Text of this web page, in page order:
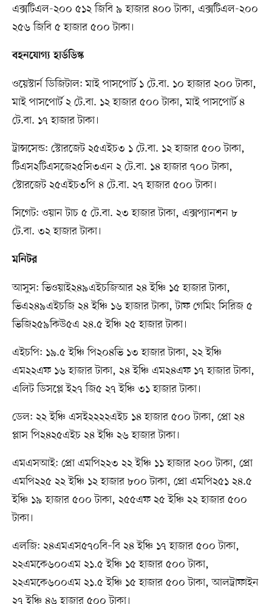
এক্সটিএল-২০০ ৫১২ জিবি ৯ হাজার ৪০০ টাকা, এক্সটিএল-২০০
২৫৬ জিবি ৫ হাজার ৫০০ টাকা।
বহনযোগ্য হার্ডডিস্ক
ওয়েস্টার্ন ডিজিটাল: মাই পাসপোর্ট ১ টে.বা. ১০ হাজার ২০০ টাকা,
মাই পাসপোর্ট ২ টে.বা. ১২ হাজার ৫০০ টাকা, মাই পাসপোর্ট ৪
টে.বা. ১৭ হাজার টাকা।
ট্রান্সসেন্ড: স্টোরজেট ২৫এইচ৩ ১ টে.বা. ১২ হাজার ৫০০ টাকা,
টিএস২টিএসজে২৫সি৩এন ২ টে.বা. ১৪ হাজার ৭০০ টাকা,
স্টোরজেট ২৫এইচ৩পি ৪ টে.বা. ২৭ হাজার ৫০০ টাকা।
সিগেট: ওয়ান টাচ ৫ টে.বা. ২৩ হাজার টাকা, এক্সপ্যানশন ৮
টে.বা. ৩২ হাজার টাকা।
মনিটর
আসুস: ভিওয়াই২৪৯এইচজিআর ২৪ ইঞ্চি ১৫ হাজার টাকা,
ভিএ২৪৯এইচজি ২৪ ইঞ্চি ১৬ হাজার টাকা, টাফ গেমিং সিরিজ ৫
ভিজি২৫৯কিউ৫এ ২৪.৫ ইঞ্চি ২৫ হাজার টাকা।
এইচপি: ১৯.৫ ইঞ্চি পি২০৪ভি ১৩ হাজার টাকা, ২২ ইঞ্চি
এম২২এফ ১৬ হাজার টাকা, ২৪ ইঞ্চি এম২৪এফ ১৭ হাজার টাকা,
এলিট ডিসপ্লে ই২৭ জি৫ ২৭ ইঞ্চি ৩১ হাজার টাকা।
ডেল: ২২ ইঞ্চি এসই২২২২এইচ ১৪ হাজার ৫০০ টাকা, প্রো ২৪
প্লাস পি২৪২৫এইচ ২৪ ইঞ্চি ২৬ হাজার টাকা।
এমএসআই: প্রো এমপি২২৩ ২২ ইঞ্চি ১১ হাজার ২০০ টাকা, প্রো
এমপি২২৫ ২২ ইঞ্চি ১২ হাজার ৮০০ টাকা, প্রো এমপি২৫১ ২৪.৫
ইঞ্চি ১৯ হাজার ৫০০ টাকা, ২৫৫এফ ২৫ ইঞ্চি ২২ হাজার ৫০০
টাকা।
এলজি: ২৪এমএস৫৭০বি–বি ২৪ ইঞ্চি ১৭ হাজার ৫০০ টাকা,
২২এমকে৬০০এম ২১.৫ ইঞ্চি ১৫ হাজার ৫০০ টাকা,
২২এমকে৬০০এম ২১.৫ ইঞ্চি ১৫ হাজার ৫০০ টাকা, আলট্রাফাইন